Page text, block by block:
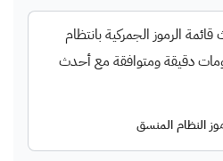
الرموز الجمركية بانتظام
دقيقة ومتوافقة مع أحدث
النظام المنسق